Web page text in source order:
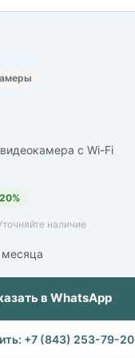
с Wi-Fi
наличие
в WhatsApp
+7 (843) 253-79-20